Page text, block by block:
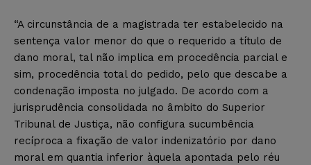
“A circunstância de a magistrada ter estabelecido na
sentença valor menor do que o requerido a título de
dano moral, tal não implica em procedência parcial e
sim, procedência total do pedido, pelo que descabe a
condenação imposta no julgado. De acordo com a
jurisprudência consolidada no âmbito do Superior
Tribunal de Justiça, não configura sucumbência
recíproca a fixação de valor indenizatório por dano
moral em quantia inferior àquela apontada pelo réu